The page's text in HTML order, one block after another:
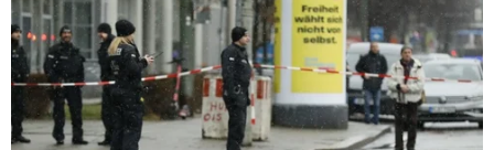
Bất ổn địa chính trị kìm hãm tăng
trưởng Eurozone
05/08/2026 22:59